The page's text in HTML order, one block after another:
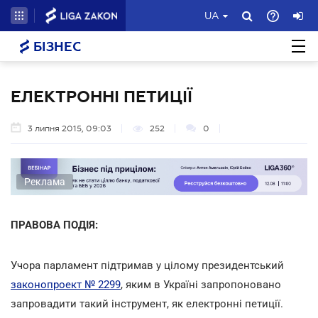
UA
БІЗНЕС
ЕЛЕКТРОННІ ПЕТИЦІЇ
3 липня 2015, 09:03 252 0
Реклама
ПРАВОВА ПОДІЯ:
Учора парламент підтримав у цілому президентський
законопроект № 2299, яким в Україні запропоновано
запровадити такий інструмент, як електронні петиції.